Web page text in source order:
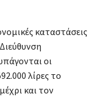
καταστάσεις
οι
λίρες το
και τον